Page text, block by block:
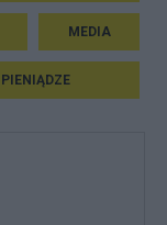
MEDIA
PIENIĄDZE